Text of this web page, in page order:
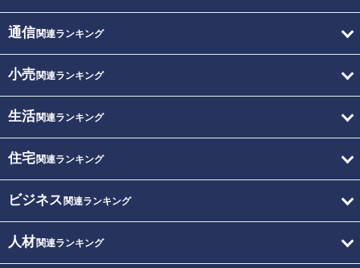
通信関連ランキング
小売関連ランキング
生活関連ランキング
住宅関連ランキング
ビジネス 関連ランキング
人材関連ランキング